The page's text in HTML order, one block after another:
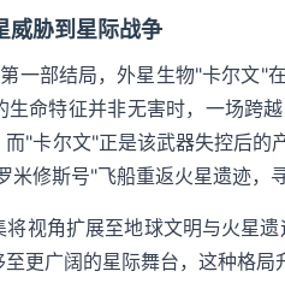
威胁到星际战争
一部结局，外星生物"卡尔文
生命特征并非无害时，一场跨
"卡尔文"正是该武器失控后
米修斯号"飞船重返火星遗迹，
视角扩展至地球文明与火星
更广阔的星际舞台，这种格